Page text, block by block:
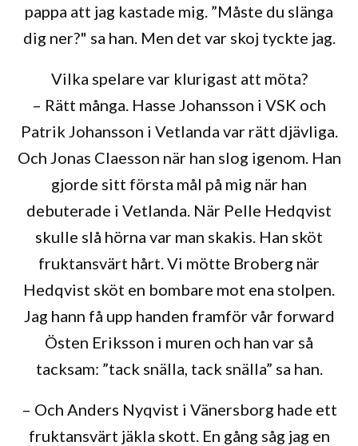
pappa att jag kastade mig. ”Måste du slänga
dig ner?" sa han. Men det var skoj tyckte jag.
Vilka spelare var klurigast att möta?
– Rätt många. Hasse Johansson i VSK och
Patrik Johansson i Vetlanda var rätt djävliga.
Och Jonas Claesson när han slog igenom. Han
gjorde sitt första mål på mig när han
debuterade i Vetlanda. När Pelle Hedqvist
skulle slå hörna var man skakis. Han sköt
fruktansvärt hårt. Vi mötte Broberg när
Hedqvist sköt en bombare mot ena stolpen.
Jag hann få upp handen framför vår forward
Östen Eriksson i muren och han var så
tacksam: ”tack snälla, tack snälla” sa han.
– Och Anders Nyqvist i Vänersborg hade ett
fruktansvärt jäkla skott. En gång såg jag en